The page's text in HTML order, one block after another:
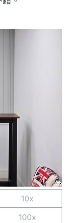
10x
100x